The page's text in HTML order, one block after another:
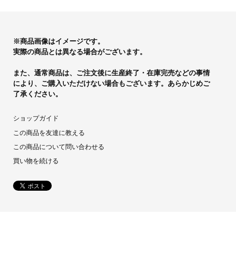
※商品画像はイメージです。
実際の商品とは異なる場合がございます。
また、通常商品は、ご注文後に生産終了・在庫完売などの事情
により、ご購入いただけない場合もございます。あらかじめご
了承ください。
ショップガイド
この商品を友達に教える
この商品について問い合わせる
買い物を続ける